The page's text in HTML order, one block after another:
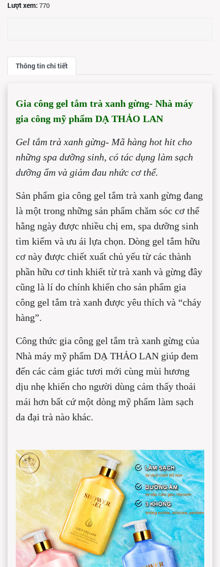
Lượt xem: 770
Thông tin chi tiết
Gia công gel tắm trà xanh gừng- Nhà máy
gia công mỹ phẩm DẠ THẢO LAN
Gel tắm trà xanh gừng- Mã hàng hot hit cho
những spa dưỡng sinh, có tác dụng làm sạch
dưỡng ẩm và giảm đau nhức cơ thể.
Sản phẩm gia công gel tắm trà xanh gừng đang
là một trong những sản phẩm chăm sóc cơ thể
hằng ngày được nhiều chị em, spa dưỡng sinh
tìm kiếm và ưu ái lựa chọn. Dòng gel tắm hữu
cơ này được chiết xuất chủ yếu từ các thành
phần hữu cơ tinh khiết từ trà xanh và gừng đây
cũng là lí do chính khiến cho sản phẩm gia
công gel tắm trà xanh được yêu thích và “cháy
hàng”.
Công thức gia công gel tắm trà xanh gừng của
Nhà máy mỹ phẩm DẠ THẢO LAN giúp đem
đến các cảm giác tươi mới cùng mùi hương
dịu nhẹ khiến cho người dùng cảm thấy thoải
mái hơn bất cứ một dòng mỹ phẩm làm sạch
da đại trà nào khác.